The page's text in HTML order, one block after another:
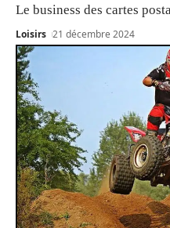
Le business des cartes
Loisirs 21 décembre 2024